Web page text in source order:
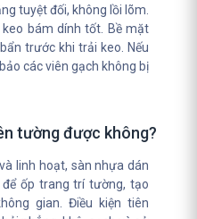
tuyệt đối, không lồi lõm.
keo bám dính tốt. Bề mặt
trước khi trải keo. Nếu
các viên gạch không bị
tường được không?
linh hoạt, sàn nhựa dán
ốp trang trí tường, tạo
gian. Điều kiện tiên